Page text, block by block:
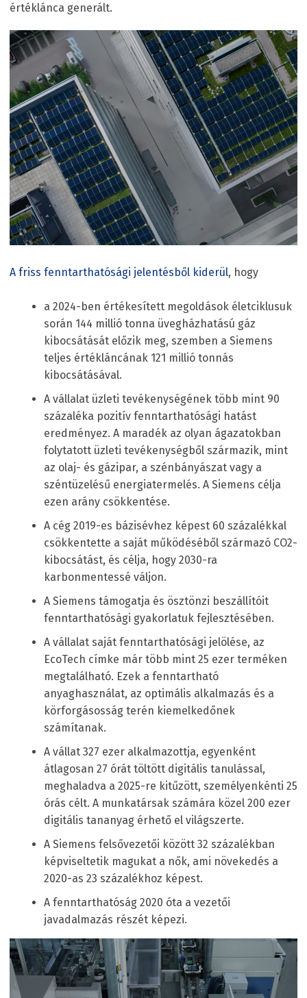
értéklánca generált.
A friss fenntarthatósági jelentésből kiderül, hogy
a 2024-ben értékesített megoldások életciklusuk
során 144 millió tonna üvegházhatású gáz
kibocsátását előzik meg, szemben a Siemens
teljes értékláncának 121 millió tonnás
kibocsátásával.
A vállalat üzleti tevékenységének több mint 90
százaléka pozitív fenntarthatósági hatást
eredményez. A maradék az olyan ágazatokban
folytatott üzleti tevékenységből származik, mint
az olaj- és gázipar, a szénbányászat vagy a
széntüzelésű energiatermelés. A Siemens célja
ezen arány csökkentése.
A cég 2019-es bázisévhez képest 60 százalékkal
csökkentette a saját működéséből származó CO2-
kibocsátást, és célja, hogy 2030-ra
karbonmentessé váljon.
A Siemens támogatja és ösztönzi beszállítóit
fenntarthatósági gyakorlatuk fejlesztésében.
A vállalat saját fenntarthatósági jelölése, az
EcoTech címke már több mint 25 ezer terméken
megtalálható. Ezek a fenntartható
anyaghasználat, az optimális alkalmazás és a
körforgásosság terén kiemelkedőnek
számítanak.
A vállat 327 ezer alkalmazottja, egyenként
átlagosan 27 órát töltött digitális tanulással,
meghaladva a 2025-re kitűzött, személyenkénti 25
órás célt. A munkatársak számára közel 200 ezer
digitális tananyag érhető el világszerte.
A Siemens felsővezetői között 32 százalékban
képviseltetik magukat a nők, ami növekedés a
2020-as 23 százalékhoz képest.
A fenntarthatóság 2020 óta a vezetői
javadalmazás részét képezi.